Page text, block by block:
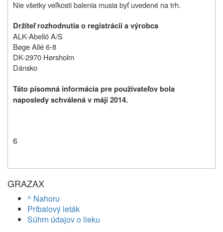
Nie všetky veľkosti balenia musia byť uvedené na trh.
Držiteľ rozhodnutia o registrácii a výrobca
ALK-Abelló A/S
Bøge Allé 6-8
DK-2970 Hørsholm
Dánsko
Táto písomná informácia pre používateľov bola
naposledy schválená v máji 2014.
6
GRAZAX
^ Nahoru
Príbalový leták
Súhrn údajov o lieku